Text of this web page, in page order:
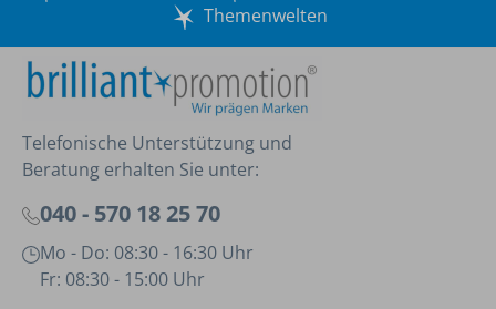
Themenwelten
Telefonische Unterstützung und
Beratung erhalten Sie unter:
040 - 570 18 25 70
Mo - Do: 08:30 - 16:30 Uhr
Fr: 08:30 - 15:00 Uhr